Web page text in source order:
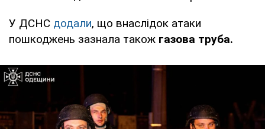
У ДСНС додали, що внаслідок атаки
пошкоджень зазнала також газова труба.